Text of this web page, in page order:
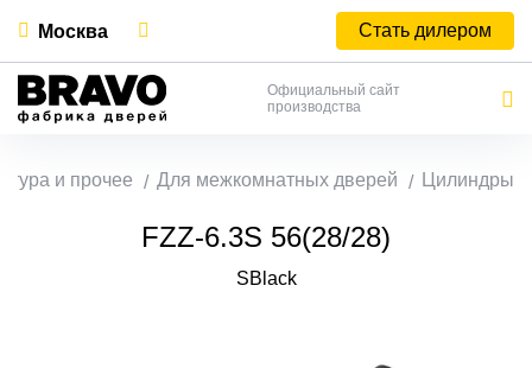
Москва Стать дилером
Официальный сайт
производства
и прочее Для межкомнатных дверей Цилиндры
FZZ-6.3S 56(28/28)
SBlack